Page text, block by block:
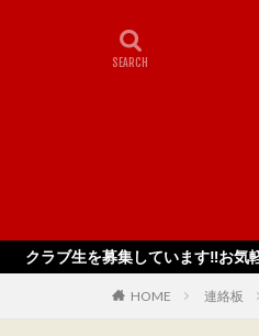
募集しています‼️お気軽に練習会場
HOME 連絡板